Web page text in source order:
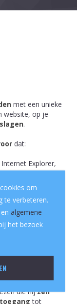
met een unieke
website, op je
.
dat:
Explorer,
herkent;
vlot verloopt
voorkeuren
bijvoorbeeld bij
niet opnieuw
het gebruik
die hijzelf
tot
om
te verbeteren.
en algemene
het bezoek